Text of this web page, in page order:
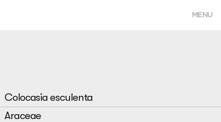
MENU
Colocasia esculenta
Araceae